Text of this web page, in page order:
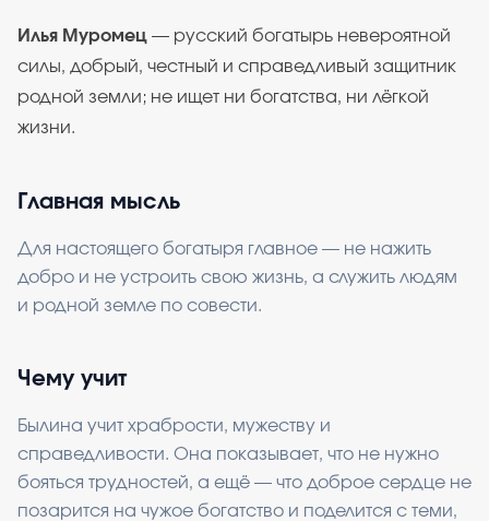
Илья Муромец — русский богатырь невероятной
силы, добрый, честный и справедливый защитник
родной земли; не ищет ни богатства, ни лёгкой
жизни.
Главная мысль
Для настоящего богатыря главное — не нажить
добро и не устроить свою жизнь, а служить людям
и родной земле по совести.
Чему учит
Былина учит храбрости, мужеству и
справедливости. Она показывает, что не нужно
бояться трудностей, а ещё — что доброе сердце не
позарится на чужое богатство и поделится с теми,